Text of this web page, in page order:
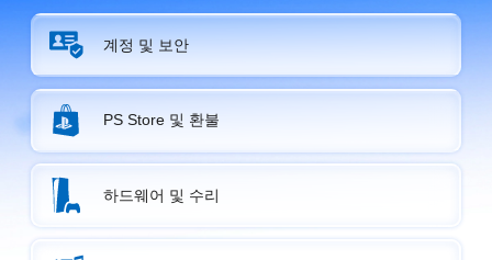
계정 및 보안
PS Store 및 환불
하드웨어 및 수리